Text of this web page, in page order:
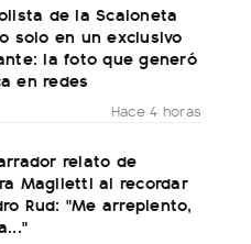
de la Scaloneta
solo en un exclusivo
la foto que generó
en redes
Hace 4 horas
relato de
Maglietti al recordar
Rud: "Me arrepiento,